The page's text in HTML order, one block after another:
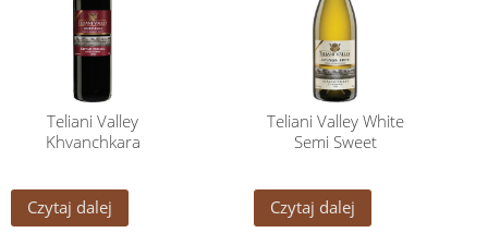
Teliani Valley
Khvanchkara
Czytaj dalej
Teliani Valley White
Semi Sweet
Czytaj dalej